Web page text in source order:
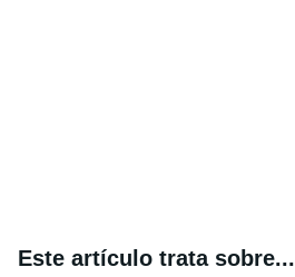
Este artículo trata sobre...